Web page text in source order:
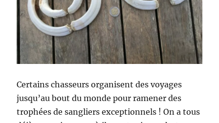
Certains chasseurs organisent des voyages
jusqu’au bout du monde pour ramener des
trophées de sangliers exceptionnels ! On a tous